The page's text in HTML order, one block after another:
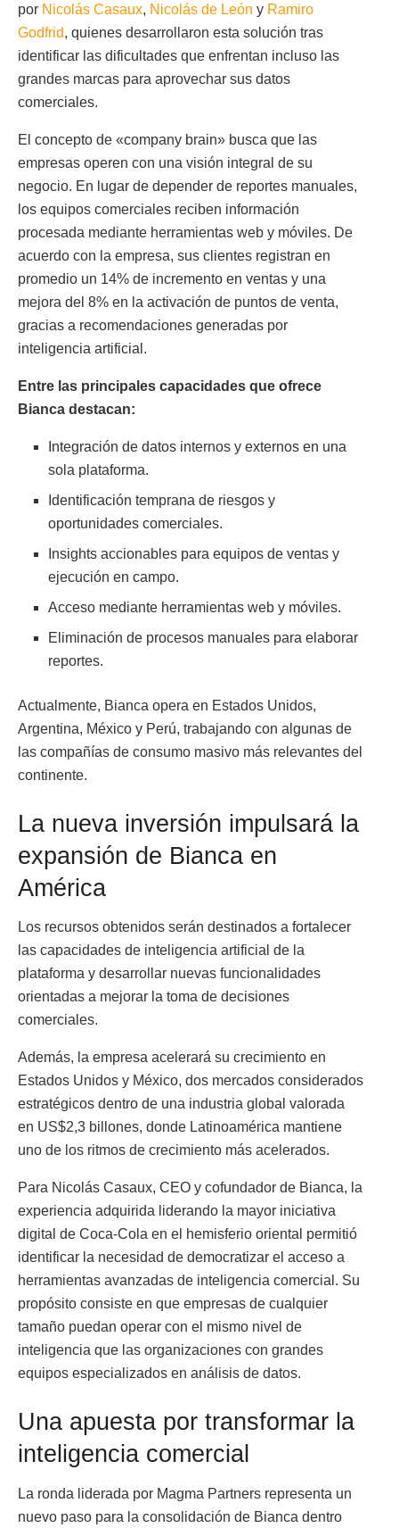
por Nicolás Casaux, Nicolás de León y Ramiro
Godfrid, quienes desarrollaron esta solución tras
identificar las dificultades que enfrentan incluso las
grandes marcas para aprovechar sus datos
comerciales.
El concepto de «company brain» busca que las
empresas operen con una visión integral de su
negocio. En lugar de depender de reportes manuales,
los equipos comerciales reciben información
procesada mediante herramientas web y móviles. De
acuerdo con la empresa, sus clientes registran en
promedio un 14% de incremento en ventas y una
mejora del 8% en la activación de puntos de venta,
gracias a recomendaciones generadas por
inteligencia artificial.
Entre las principales capacidades que ofrece
Bianca destacan:
Integración de datos internos y externos en una
sola plataforma.
Identificación temprana de riesgos y
oportunidades comerciales.
Insights accionables para equipos de ventas y
ejecución en campo.
Acceso mediante herramientas web y móviles.
Eliminación de procesos manuales para elaborar
reportes.
Actualmente, Bianca opera en Estados Unidos,
Argentina, México y Perú, trabajando con algunas de
las compañías de consumo masivo más relevantes del
continente.
La nueva inversión impulsará la
expansión de Bianca en
América
Los recursos obtenidos serán destinados a fortalecer
las capacidades de inteligencia artificial de la
plataforma y desarrollar nuevas funcionalidades
orientadas a mejorar la toma de decisiones
comerciales.
Además, la empresa acelerará su crecimiento en
Estados Unidos y México, dos mercados considerados
estratégicos dentro de una industria global valorada
en US$2,3 billones, donde Latinoamérica mantiene
uno de los ritmos de crecimiento más acelerados.
Para Nicolás Casaux, CEO y cofundador de Bianca, la
experiencia adquirida liderando la mayor iniciativa
digital de Coca-Cola en el hemisferio oriental permitió
identificar la necesidad de democratizar el acceso a
herramientas avanzadas de inteligencia comercial. Su
propósito consiste en que empresas de cualquier
tamaño puedan operar con el mismo nivel de
inteligencia que las organizaciones con grandes
equipos especializados en análisis de datos.
Una apuesta por transformar la
inteligencia comercial
La ronda liderada por Magma Partners representa un
nuevo paso para la consolidación de Bianca dentro